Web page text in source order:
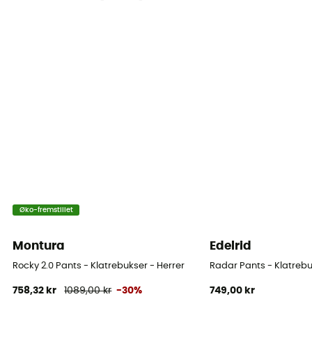
Øko-fremstillet
Montura
Rocky 2.0 Pants - Klatrebukser - Herrer
758,32 kr 1089,00 kr -30%
Edelrid
Radar Pants -
749,00 kr